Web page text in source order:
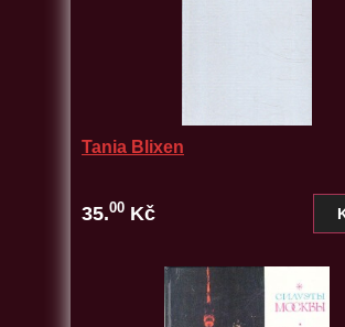
Tania Blixen
35.00 Kč